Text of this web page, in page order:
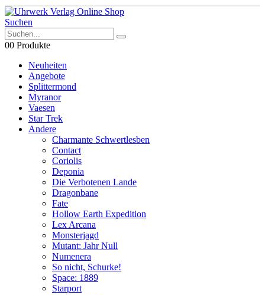
Suchen
00 Produkte
Neuheiten
Angebote
Splittermond
Myranor
Vaesen
Star Trek
Andere
Charmante Schwertlesben
Contact
Coriolis
Deponia
Die Verbotenen Lande
Dragonbane
Fate
Hollow Earth Expedition
Lex Arcana
Monsterjagd
Mutant: Jahr Null
Numenera
So nicht, Schurke!
Space: 1889
Starport